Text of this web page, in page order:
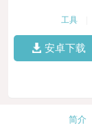
工具
安卓下载
简介